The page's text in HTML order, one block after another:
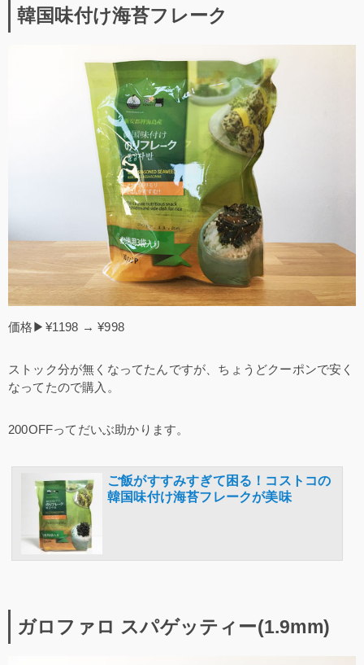
韓国味付け海苔フレーク
価格▶¥1198 → ¥998
ストック分が無くなってたんですが、ちょうどクーポンで安く
なってたので購入。
200OFFってだいぶ助かります。
ご飯がすすみすぎて困る！コストコの
韓国味付け海苔フレークが美味
ガロファロ スパゲッティー(1.9mm)